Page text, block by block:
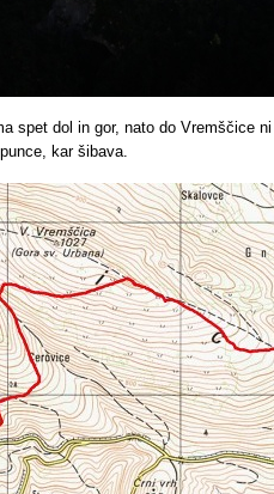
spet dol in gor, nato do Vremščice ni
kar šibava.